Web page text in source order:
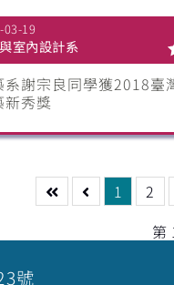
03-19
室內設計系
系謝宗良同學獲2018臺
新秀獎
1 2
第
號